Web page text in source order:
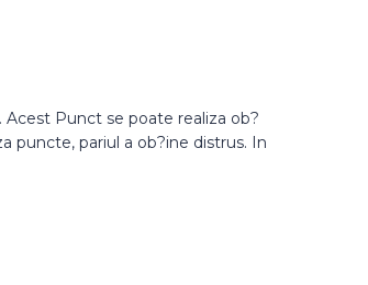
Acest Punct se poate realiza ob?
puncte, pariul a ob?ine distrus. In